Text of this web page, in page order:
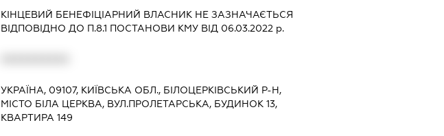
КІНЦЕВИЙ БЕНЕФІЦІАРНИЙ ВЛАСНИК НЕ ЗАЗНАЧАЄТЬСЯ
ВІДПОВІДНО ДО П.8.1 ПОСТАНОВИ КМУ ВІД 06.03.2022 р.
УКРАЇНА, 09107, КИЇВСЬКА ОБЛ., БІЛОЦЕРКІВСЬКИЙ Р-Н,
МІСТО БІЛА ЦЕРКВА, ВУЛ.ПРОЛЕТАРСЬКА, БУДИНОК 13,
КВАРТИРА 149